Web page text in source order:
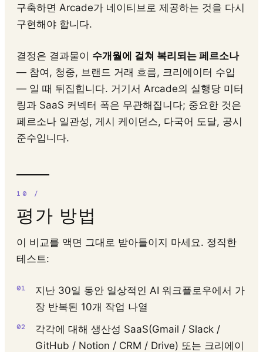
구축하면 Arcade가 네이티브로 제공하는 것을 다시
구현해야 합니다.
결정은 결과물이 수개월에 걸쳐 복리되는 페르소나
— 참여, 청중, 브랜드 거래 흐름, 크리에이터 수입
— 일 때 뒤집힙니다. 거기서 Arcade의 실행당 미터
링과 SaaS 커넥터 폭은 무관해집니다; 중요한 것은
페르소나 일관성, 게시 케이던스, 다국어 도달, 공시
준수입니다.
평가 방법
이 비교를 액면 그대로 받아들이지 마세요. 정직한
테스트:
지난 30일 동안 일상적인 AI 워크플로우에서 가
장 반복된 10개 작업 나열
각각에 대해 생산성 SaaS(Gmail / Slack /
GitHub / Notion / CRM / Drive) 또는 크리에이